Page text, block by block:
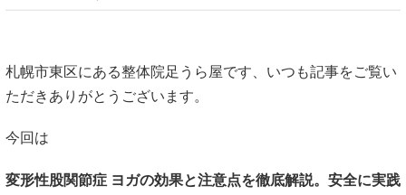
札幌市東区にある整体院足うら屋です、いつも記事をご覧い
ただきありがとうございます。
今回は
変形性股関節症 ヨガの効果と注意点を徹底解説。安全に実践